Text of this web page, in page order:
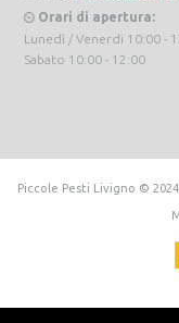
Orari di apertura:
Lunedì / Venerdi 10:00 -
Sabato 10:00 - 12:00
Piccole Pesti Livigno ©